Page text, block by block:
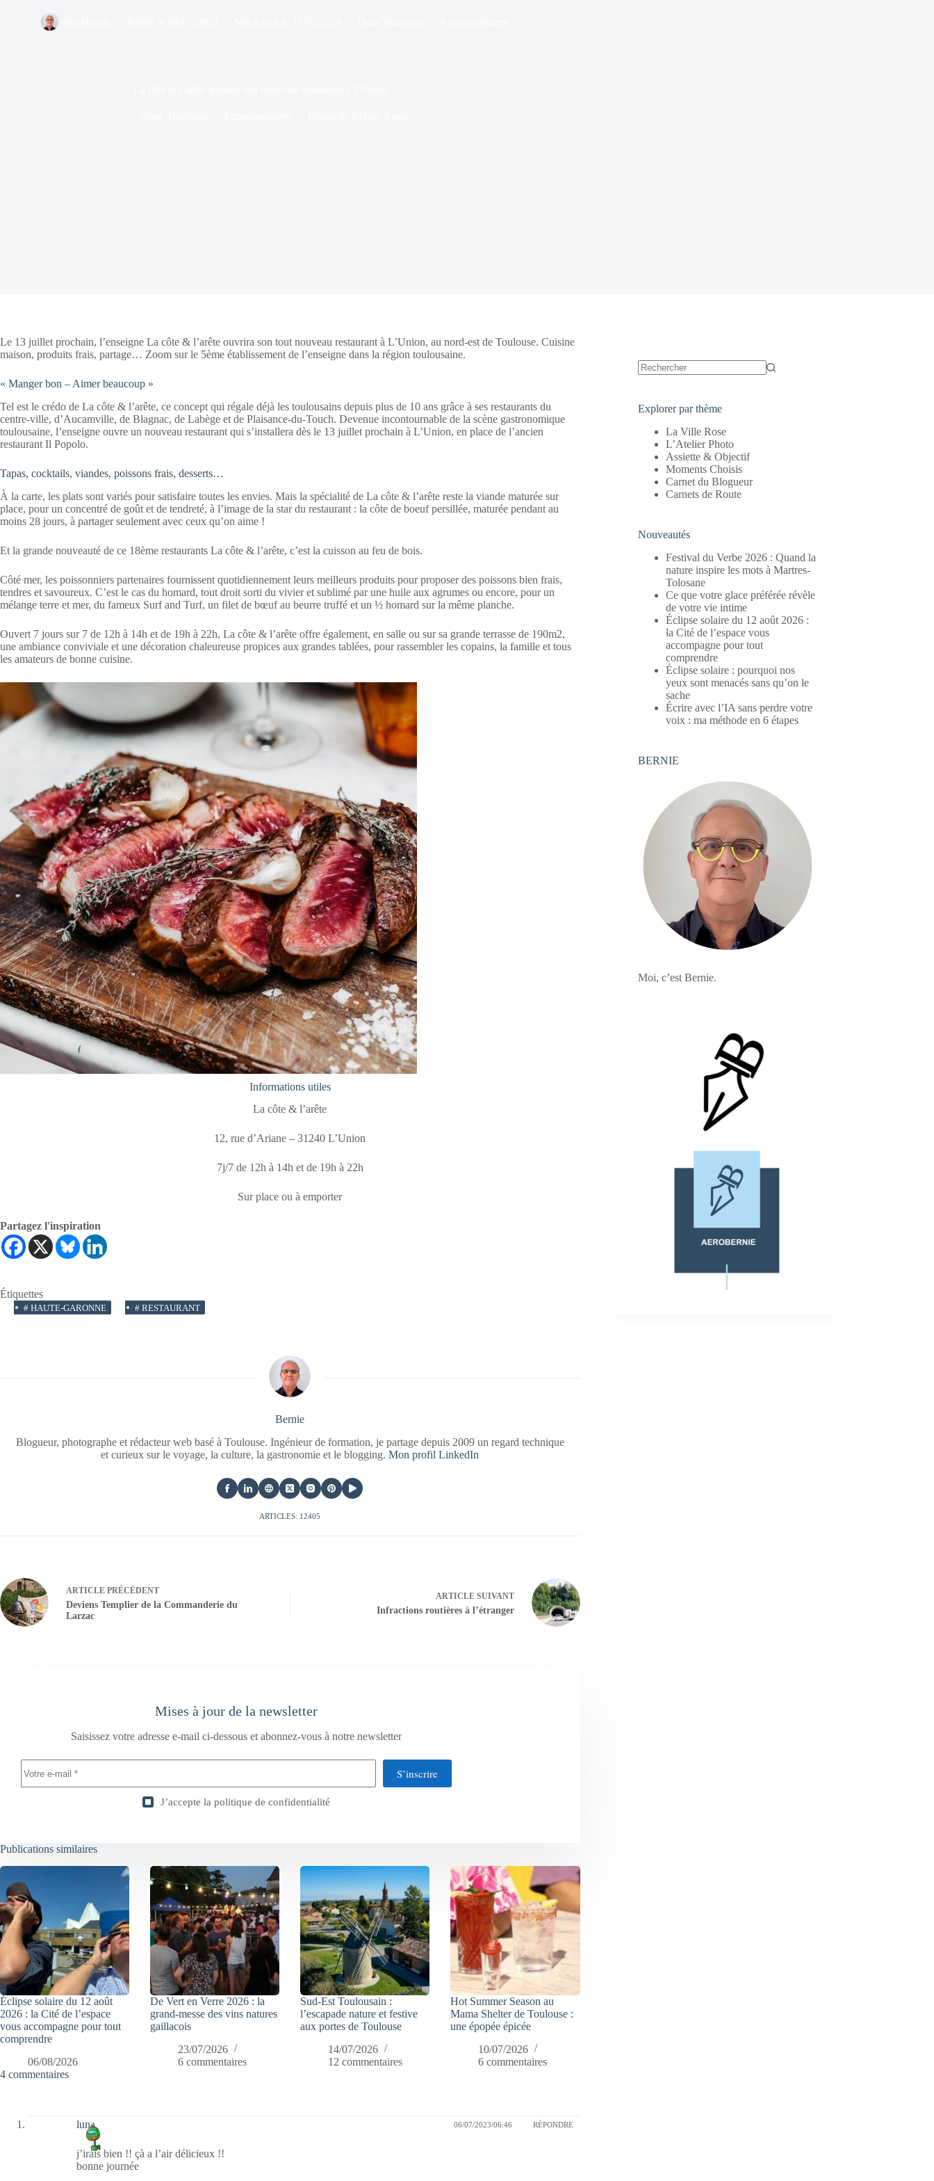
Le 13 juillet prochain, l’enseigne La côte & l’arête ouvrira son tout nouveau restaurant à L’Union, au nord-est de Toulouse. Cuisine
maison, produits frais, partage… Zoom sur le 5ème établissement de l’enseigne dans la région toulousaine.
« Manger bon – Aimer beaucoup »
Tel est le crédo de La côte & l’arête, ce concept qui régale déjà les toulousains depuis plus de 10 ans grâce à ses restaurants du
centre-ville, d’Aucamville, de Blagnac, de Labège et de Plaisance-du-Touch. Devenue incontournable de la scène gastronomique
toulousaine, l’enseigne ouvre un nouveau restaurant qui s’installera dès le 13 juillet prochain à L’Union, en place de l’ancien
restaurant Il Popolo.
Tapas, cocktails, viandes, poissons frais, desserts…
À la carte, les plats sont variés pour satisfaire toutes les envies. Mais la spécialité de La côte & l’arête reste la viande maturée sur
place, pour un concentré de goût et de tendreté, à l’image de la star du restaurant : la côte de boeuf persillée, maturée pendant au
moins 28 jours, à partager seulement avec ceux qu’on aime !
Et la grande nouveauté de ce 18ème restaurants La côte & l’arête, c’est la cuisson au feu de bois.
Côté mer, les poissonniers partenaires fournissent quotidiennement leurs meilleurs produits pour proposer des poissons bien frais,
tendres et savoureux. C’est le cas du homard, tout droit sorti du vivier et sublimé par une huile aux agrumes ou encore, pour un
mélange terre et mer, du fameux Surf and Turf, un filet de bœuf au beurre truffé et un ½ homard sur la même planche.
Ouvert 7 jours sur 7 de 12h à 14h et de 19h à 22h, La côte & l’arête offre également, en salle ou sur sa grande terrasse de 190m2,
une ambiance conviviale et une décoration chaleureuse propices aux grandes tablées, pour rassembler les copains, la famille et tous
les amateurs de bonne cuisine.
Informations utiles
La côte & l’arête
12, rue d’Ariane – 31240 L’Union
7j/7 de 12h à 14h et de 19h à 22h
Sur place ou à emporter
Partagez l'inspiration
Étiquettes
# HAUTE-GARONNE # RESTAURANT
Bernie
Blogueur, photographe et rédacteur web basé à Toulouse. Ingénieur de formation, je partage depuis 2009 un regard technique
et curieux sur le voyage, la culture, la gastronomie et le blogging.Mon profil LinkedIn
ARTICLES: 12405
ARTICLE PRÉCÉDENT
Deviens Templier de la Commanderie du
Larzac
ARTICLESUIVANT
Infractions routières à l’étranger
Mises à jour de la newsletter
Saisissez votre adresse e-mail ci-dessous et abonnez-vous à notre newsletter
S’inscrire
J’accepte la politique de confidentialité
Publications similaires
Éclipse solaire du 12 août
2026 : la Cité de l’espace
vous accompagne pour tout
comprendre
06/08/2026
De Vert en Verre 2026 : la
grand-messe des vins natures
gaillacois
23/07/2026
6 commentaires
Sud-Est Toulousain :
l’escapade nature et festive
aux portes de Toulouse
14/07/2026
12 commentaires
Hot Summer Season au
Mama Shelter de Toulouse :
une épopée épicée
10/07/2026
6 commentaires
4 commentaires
luna 06/07/2023/06:46 RÉPONDRE
j’irais bien !! çà a l’air délicieux !!
bonne journée
Explorer par thème
La Ville Rose
L’Atelier Photo
Assiette & Objectif
Moments Choisis
Carnet du Blogueur
Carnets de Route
Nouveautés
Festival du Verbe 2026 : Quand la
nature inspire les mots à Martres-
Tolosane
Ce que votre glace préférée révèle
de votre vie intime
Éclipse solaire du 12 août 2026 :
la Cité de l’espace vous
accompagne pour tout
comprendre
Éclipse solaire : pourquoi nos
yeux sont menacés sans qu’on le
sache
Écrire avec l’IA sans perdre votre
voix : ma méthode en 6 étapes
BERNIE
Moi, c’est Bernie.